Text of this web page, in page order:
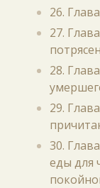
26.
27.
28.
29.
30.
еды для